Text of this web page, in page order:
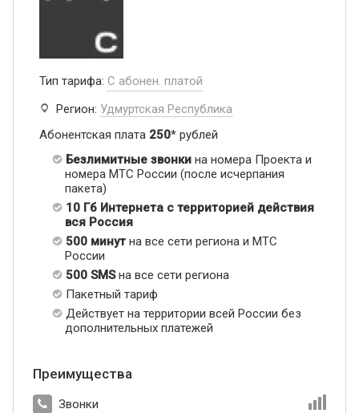
Тип тарифа: С абонен. платой
Регион: Удмуртская Республика
Абонентская плата 250* рублей
Безлимитные звонки на номера Проекта и
номера МТС России (после исчерпания
пакета)
10 Гб Интернета с территорией действия
вся Россия
500 минут на все сети региона и МТС
России
500 SMSна все сети региона
Пакетный тариф
Действует на территории всей России без
дополнительных платежей
Преимущества
Звонки